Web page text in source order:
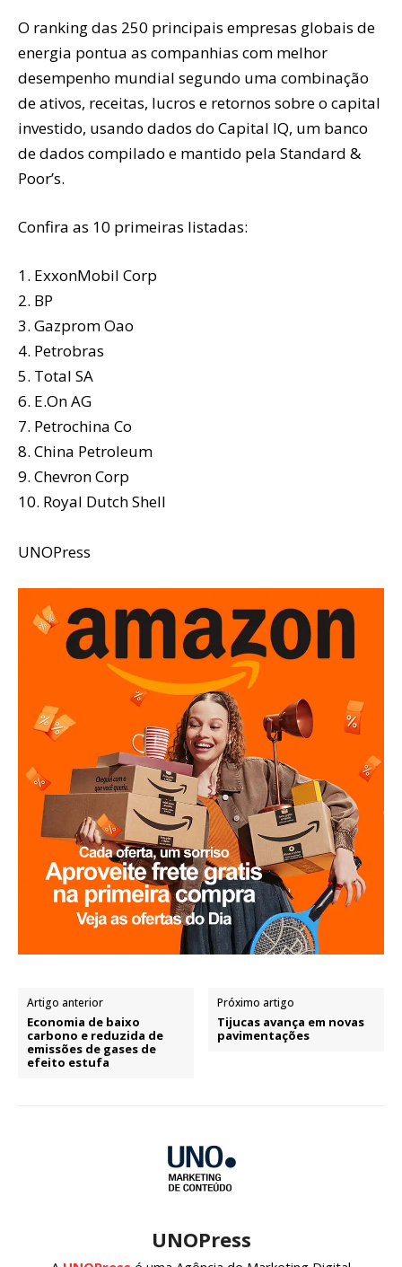
O ranking das 250 principais empresas globais de
energia pontua as companhias com melhor
desempenho mundial segundo uma combinação
de ativos, receitas, lucros e retornos sobre o capital
investido, usando dados do Capital IQ, um banco
de dados compilado e mantido pela Standard &
Poor’s.
Confira as 10 primeiras listadas:
1. ExxonMobil Corp
2. BP
3. Gazprom Oao
4. Petrobras
5. Total SA
6. E.On AG
7. Petrochina Co
8. China Petroleum
9. Chevron Corp
10. Royal Dutch Shell
UNOPress
Artigo anterior
Economia de baixo
carbono e reduzida de
emissões de gases de
efeito estufa
Próximo artigo
Tijucas avança em novas
pavimentações
UNOPress